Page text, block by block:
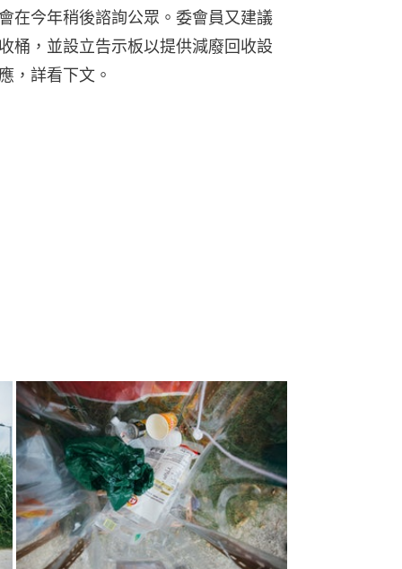
在今年稍後諮詢公眾。委會員又建議
桶，並設立告示板以提供減廢回收設
，詳看下文。